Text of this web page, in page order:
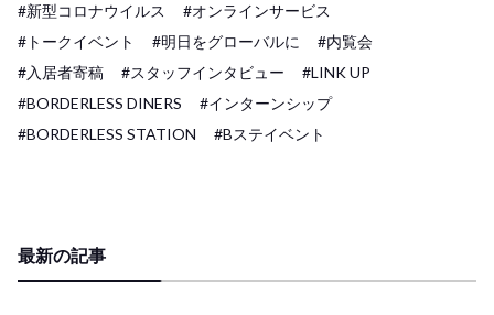
#新型コロナウイルス
#オンラインサービス
#トークイベント
#明日をグローバルに
#内覧会
#入居者寄稿
#スタッフインタビュー
#LINK UP
#BORDERLESS DINERS
#インターンシップ
#BORDERLESS STATION
#Bステイベント
最新の記事